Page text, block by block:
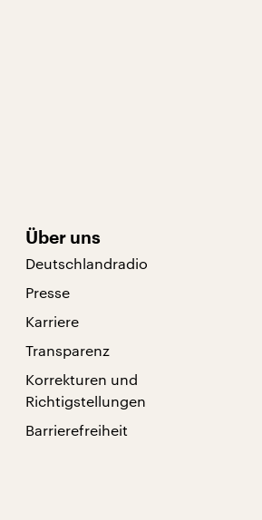
Über uns
Deutschlandradio
Presse
Karriere
Transparenz
Korrekturen und
Richtigstellungen
Barrierefreiheit